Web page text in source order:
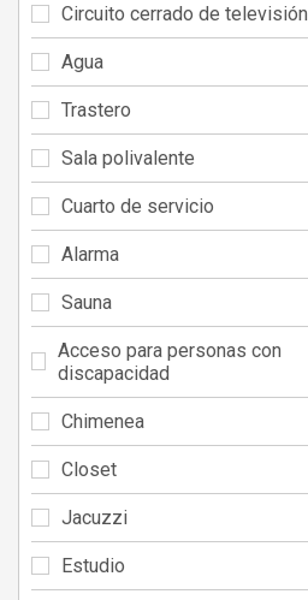
Circuito cerrado de televisión
Agua
Trastero
Sala polivalente
Cuarto de servicio
Alarma
Sauna
Acceso para personas con
discapacidad
Chimenea
Closet
Jacuzzi
Estudio